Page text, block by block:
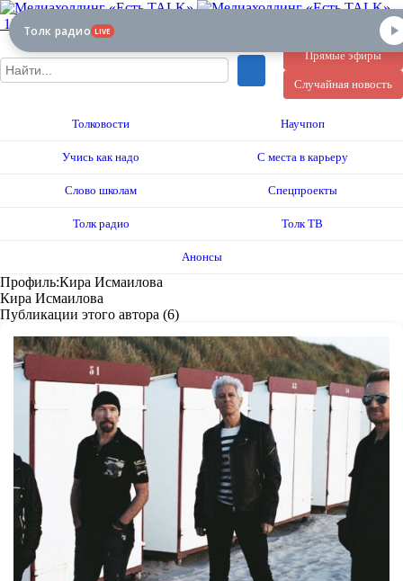
12+
Прямые эфиры
Случайная новость
Толковости Научпоп
Учись как надо С места в карьеру
Слово школам Спецпроекты
Толк радио Толк ТВ
Анонсы
Профиль:Кира Исмаилова
Кира Исмаилова
Публикации этого автора (6)
Толк радио LIVE